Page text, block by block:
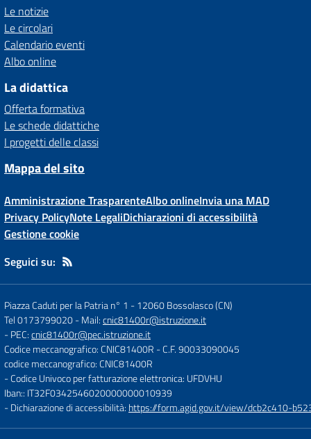
Le notizie
Le circolari
Calendario eventi
Albo online
La didattica
Offerta formativa
Le schede didattiche
I progetti delle classi
Mappa del sito
Amministrazione TrasparenteAlbo onlineInvia una MAD
Privacy PolicyNote LegaliDichiarazioni di accessibilità
Gestione cookie
Seguici su:
Piazza Caduti per la Patria n° 1 -12060 Bossolasco (CN)
Tel 0173799020- Mail:cnic81400r@istruzione.it
- PEC:cnic81400r@pec.istruzione.it
Codice meccanografico: CNIC81400R - C.F. 90033090045
codice meccanografico: CNIC81400R
- Codice Univoco per fatturazione elettronica: UFDVHU
Iban:: IT32F0342546020000000010939
- Dichiarazione di accessibilità: https://form.agid.gov.it/view/dcb2c410-